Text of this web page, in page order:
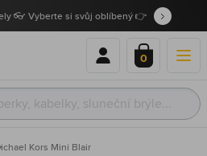
👓 Vyberte si svůj oblíbený 👉
0
Kors Mini Blair